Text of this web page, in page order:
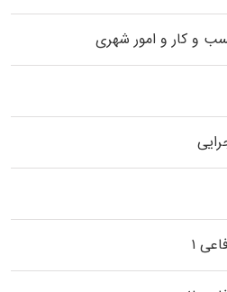
و کار و امور شهری
۱